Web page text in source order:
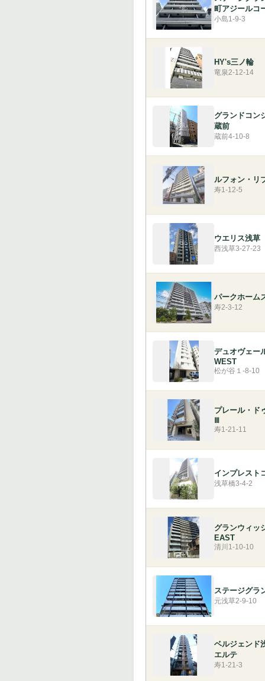
町アジールコ
小島1-9-3
HY's三ノ輪
竜泉2-12-14
グランドコン
蔵前
蔵前4-10-8
ルフォン・リ
寿1-12-5
ウエリス浅草
西浅草3-27-23
パークホーム
寿2-3-12
デュオヴェー
WEST
松が谷１-8-10
プレール・ド
Ⅲ
寿1-21-11
インプレスト
浅草橋3-4-2
グランウィッ
EAST
清川1-10-10
ステージグラ
元浅草2-9-10
ベルジェンド
エルテ
寿1-21-3